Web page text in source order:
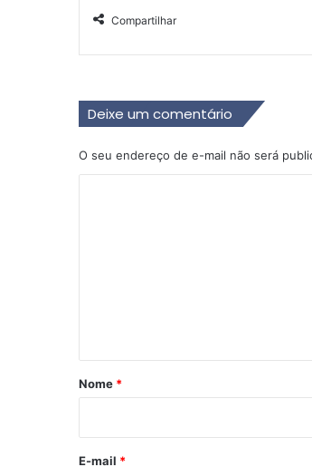
Compartilhar
Deixe um comentário
O seu endereço de e-mail não será
r
*
Nome *
E-mail *